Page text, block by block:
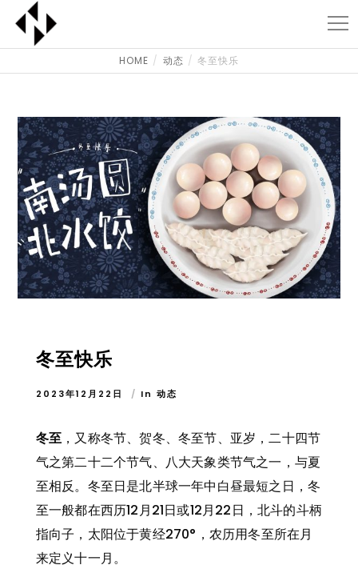
HOME 动态 冬至快乐
冬至快乐
2023年12月22日 In 动态
冬至 ，又称冬节、贺冬、冬至节、亚岁，二十四节
气之第二十二个节气、八大天象类节气之一，与夏
至相反。冬至日是北半球一年中白昼最短之日，冬
至一般都在西历12月21日或12月22日，北斗的斗柄
指向子，太阳位于黄经270°，农历用冬至所在月
来定义十一月。